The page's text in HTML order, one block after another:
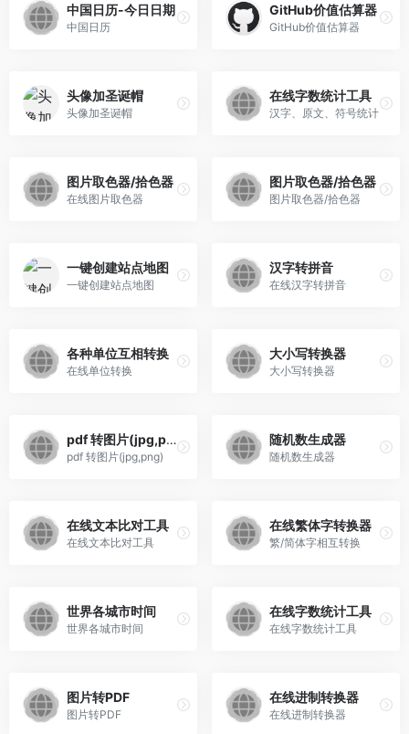
中国日历-今日日期
中国日历
GitHub价值估算器
GitHub价值估算器
头像加圣诞帽
头像加圣诞帽
在线字数统计工具
汉字、原文、符号统计
图片取色器/拾色器
在线图片取色器
图片取色器/拾色器
图片取色器/拾色器
一键创建站点地图
一键创建站点地图
汉字转拼音
在线汉字转拼音
各种单位互相转换
在线单位转换
大小写转换器
大小写转换器
pdf 转图片(jpg,png)
pdf 转图片(jpg,png)
随机数生成器
随机数生成器
在线文本比对工具
在线文本比对工具
在线繁体字转换器
繁/简体字相互转换
世界各城市时间
世界各城市时间
在线字数统计工具
在线字数统计工具
图片转PDF
图片转PDF
在线进制转换器
在线进制转换器